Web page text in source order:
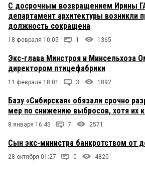
С досрочным возвращением Ирины
департамент архитектуры возникли
должность сокращена
18 февраля 10:05 1 1365
Экс-глава Минстроя и Минсельхоза
директором птицефабрики
11 февраля 18:01 3 1892
Базу «Сибирская» обязали срочно
мер по снижению выбросов, хотя их
8 января 16:45 7 2571
Сын экс-министра банкротством от
28 октября 01:27 0 4820